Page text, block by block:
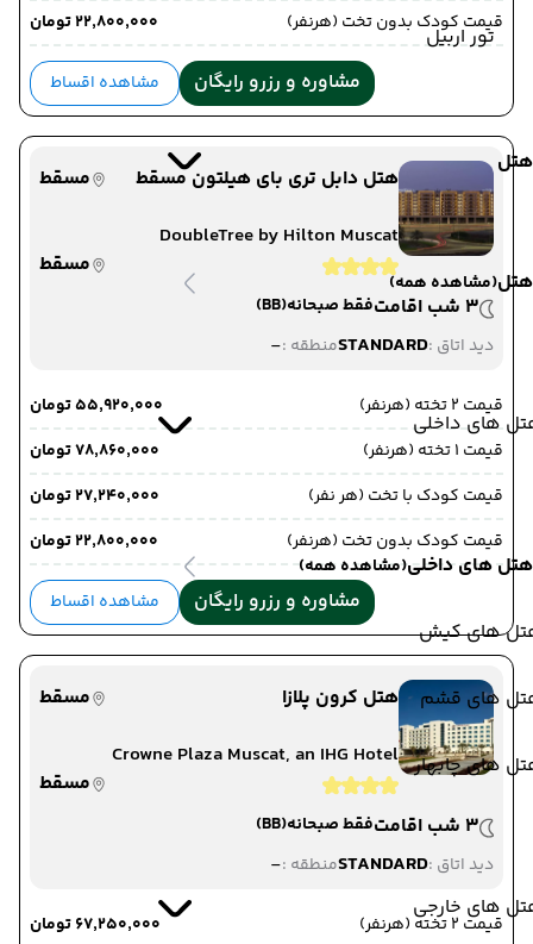
تور اربیل
هتل
هتل(مشاهده همه)
های داخلی
هتل های داخلی(مشاهده همه)
های کیش
های قشم
های چابهار
های خارجی
قیمت کودک بدون تخت (هرنفر)
۲۲٬۸۰۰٬۰۰۰ تومان
مشاوره و رزرو رایگان مشاهده اقساط
هتل دابل تری بای هیلتون مسقط
مسقط
DoubleTree by Hilton Muscat
مسقط
3 شب اقامت
فقط صبحانه(BB)
دید اتاق :STANDARDمنطقه :-
قیمت 2 تخته (هرنفر)
۵۵٬۹۲۰٬۰۰۰ تومان
قیمت 1 تخته (هرنفر)
۷۸٬۸۶۰٬۰۰۰ تومان
قیمت کودک با تخت (هر نفر)
۲۷٬۲۴۰٬۰۰۰ تومان
قیمت کودک بدون تخت (هرنفر)
۲۲٬۸۰۰٬۰۰۰ تومان
مشاوره و رزرو رایگان مشاهده اقساط
هتل کرون پلازا
مسقط
Crowne Plaza Muscat, an IHG Hotel
مسقط
3 شب اقامت
فقط صبحانه(BB)
دید اتاق :STANDARDمنطقه :-
قیمت 2 تخته (هرنفر) ۶۷٬۲۵۰٬۰۰۰ تومان